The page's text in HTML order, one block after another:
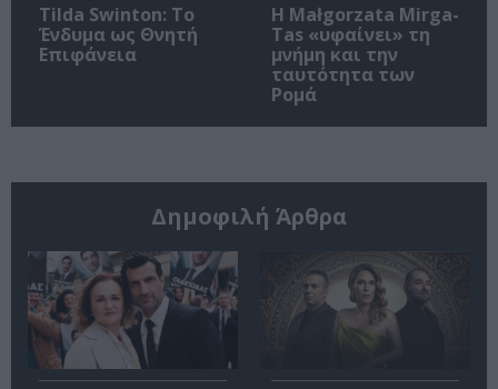
Tilda Swinton: Το
Ένδυμα ως Θνητή
Επιφάνεια
Η Małgorzata Mirga-
Tas «υφαίνει» τη
μνήμη και την
ταυτότητα των
Ρομά
Δημοφιλή Άρθρα